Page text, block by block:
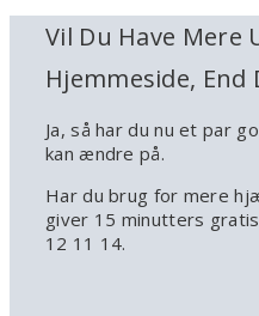
Vil Du Have Mere
Hjemmeside, End
Ja, så har du nu et par
kan ændre på.
Har du brug for mere
giver 15 minutters
12 11 14.